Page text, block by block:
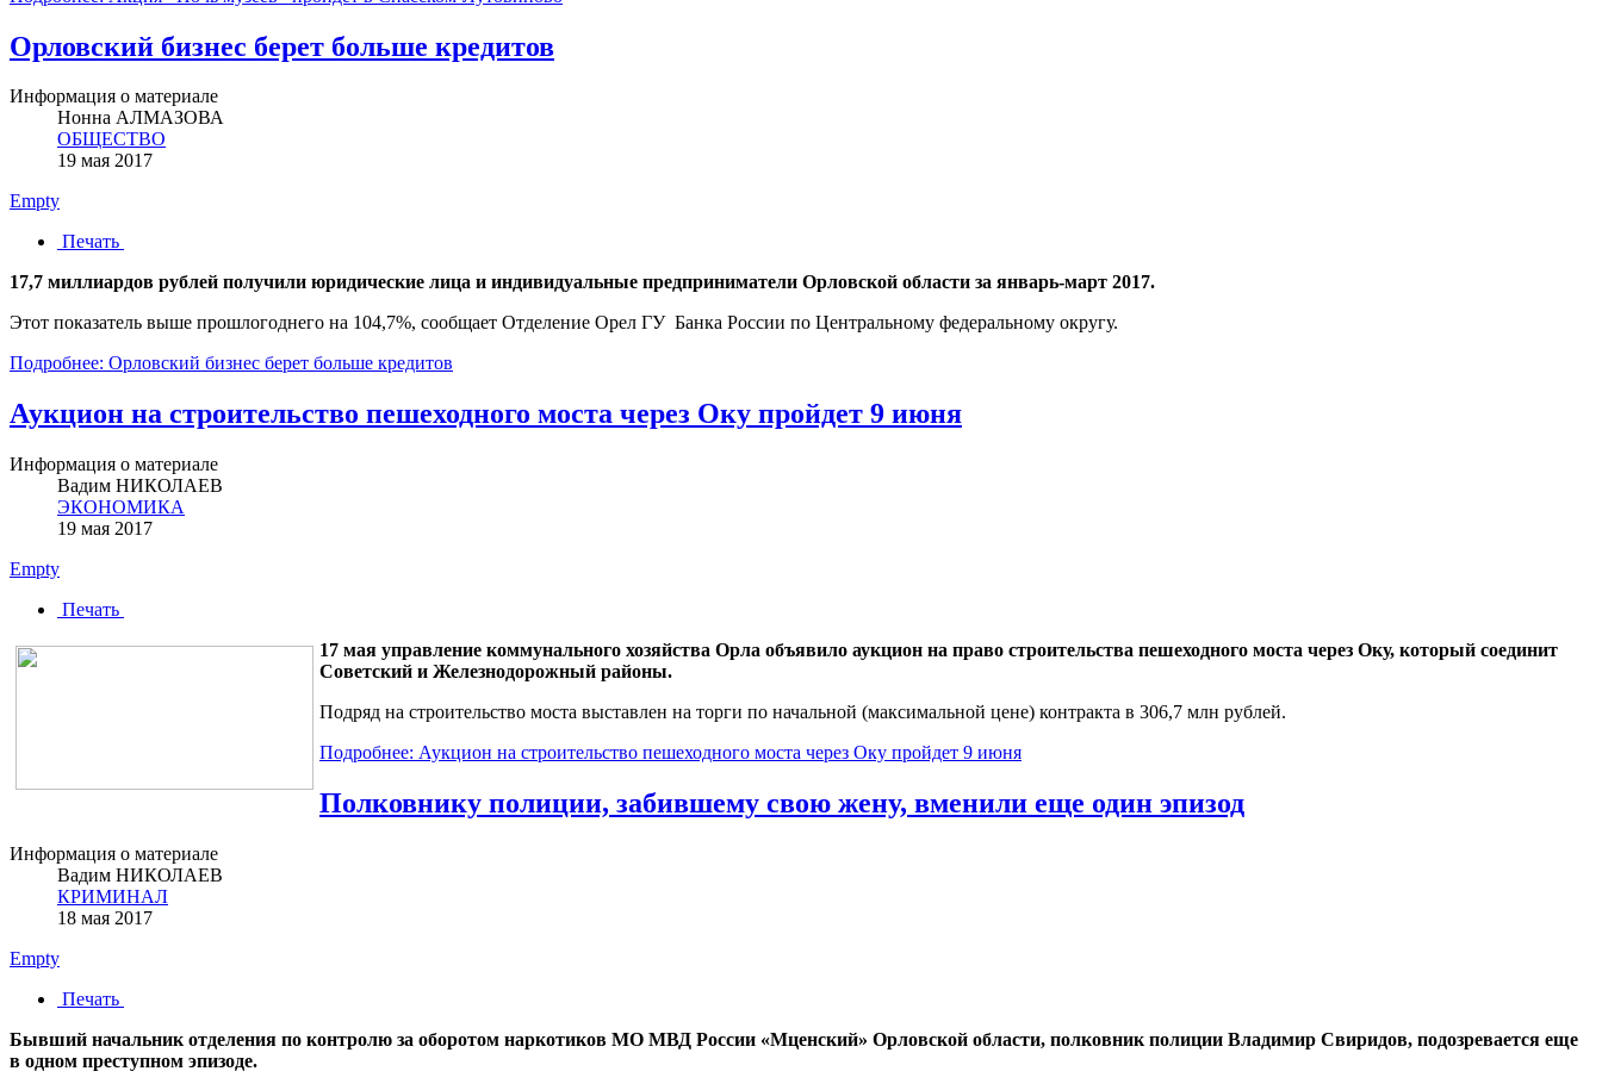
Орловский бизнес берет больше кредитов
Информация о материале
Нонна АЛМАЗОВА
ОБЩЕСТВО
19 мая 2017
Empty
Печать
17,7 миллиардов рублей получили юридические лица и индивидуальные предприниматели Орловской области за январь-март 2017.
Этот показатель выше прошлогоднего на 104,7%, сообщает Отделение Орел ГУ Банка России по Центральному федеральному округу.
Подробнее: Орловский бизнес берет больше кредитов
Аукцион на строительство пешеходного моста через Оку пройдет 9 июня
Информация о материале
Вадим НИКОЛАЕВ
ЭКОНОМИКА
19 мая 2017
Empty
Печать
17 мая управление коммунального хозяйства Орла объявило аукцион на право строительства пешеходного моста через Оку, который соединит
Советский и Железнодорожный районы.
Подряд на строительство моста выставлен на торги по начальной (максимальной цене) контракта в 306,7 млн рублей.
Подробнее: Аукцион на строительство пешеходного моста через Оку пройдет 9 июня
Полковнику полиции, забившему свою жену, вменили еще один эпизод
Информация о материале
Вадим НИКОЛАЕВ
КРИМИНАЛ
18 мая 2017
Empty
Печать
Бывший начальник отделения по контролю за оборотом наркотиков МО МВД России «Мценский» Орловской области, полковник полиции Владимир Свиридов, подозревается еще
в одном преступном эпизоде.